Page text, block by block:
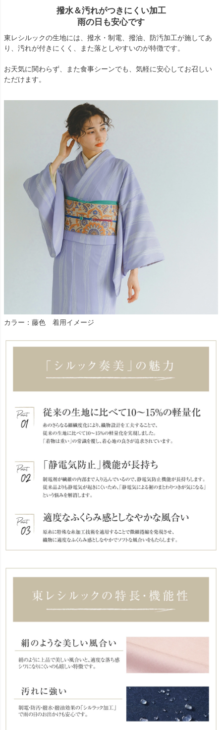
撥水＆汚れがつきにくい加工
雨の日も安心です
東レシルックの生地には、撥水・制電、撥油、防汚加工が施してあ
り、汚れが付きにくく、また落としやすいのが特徴です。
お天気に関わらず、また食事シーンでも、気軽に安心してお召しい
ただけます。
カラー：藤色 着用イメージ